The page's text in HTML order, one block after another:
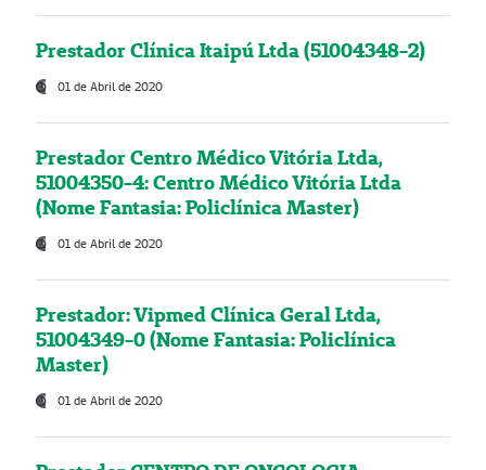
Prestador Clínica Itaipú Ltda (51004348-2)
01 de Abril de 2020
Prestador Centro Médico Vitória Ltda,
51004350-4: Centro Médico Vitória Ltda
(Nome Fantasia: Policlínica Master)
01 de Abril de 2020
Prestador: Vipmed Clínica Geral Ltda,
51004349-0 (Nome Fantasia: Policlínica
Master)
01 de Abril de 2020